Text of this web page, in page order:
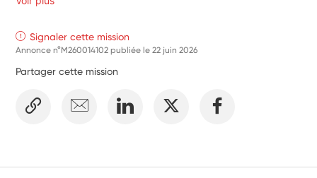
Signaler cette mission
Annonce n°M260014102 publiée le22 juin 2026
Partager cette mission